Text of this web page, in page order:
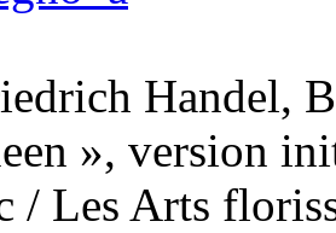
Handel,
», version
/ Les Arts